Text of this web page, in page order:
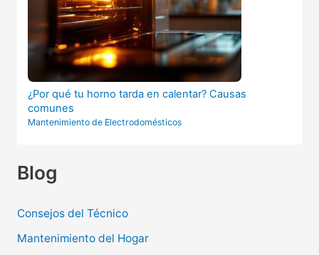
¿Por qué tu horno tarda en calentar? Causas
comunes
Mantenimiento de Electrodomésticos
Blog
Consejos del Técnico
Mantenimiento del Hogar